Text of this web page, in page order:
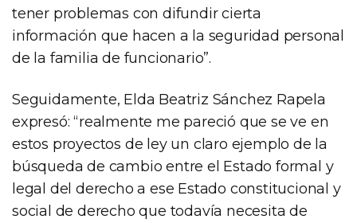
tener problemas con difundir cierta
información que hacen a la seguridad personal
de la familia de funcionario”.
Seguidamente, Elda Beatriz Sánchez Rapela
expresó: “realmente me pareció que se ve en
estos proyectos de ley un claro ejemplo de la
búsqueda de cambio entre el Estado formal y
legal del derecho a ese Estado constitucional y
social de derecho que todavía necesita de